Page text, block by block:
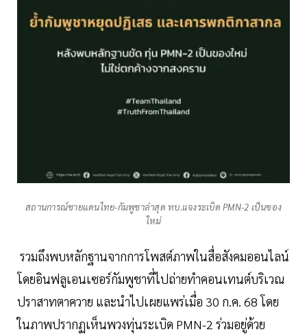
สถานการณ์ชายแดนไทย-กัมพูชาล่าสุด ทบ.แจงระเบิด PMN-2 เป็นของ
ใหม่
รวมถึงพบหลักฐานจากการโพสต์ภาพในสื่อสังคมออนไลน์
โดยอินฟลูเอนเซอร์กัมพูชาที่ไปถ่ายทำคอนเทนต์บริเวณ
ปราสาทตาควาย และนำไปเผยแพร่เมื่อ 30 ก.ค. 68 โดย
ในภาพปรากฏเห็นพวงทุ่นระเบิด PMN-2 ร่วมอยู่ด้วย